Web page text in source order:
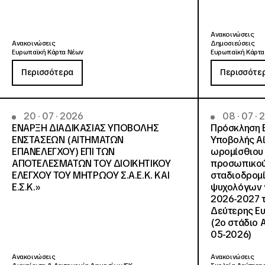
Ανακοινώσεις
Ευρωπαϊκή Κάρτα Νέων
Περισσότερα
Ανακοινώσεις
Δημοσιεύσεις
Ευρωπαϊκή Κάρτα
20 · 07 · 2026
ΕΝΑΡΞΗ ΔΙΑΔΙΚΑΣΙΑΣ ΥΠΟΒΟΛΗΣ
ΕΝΣΤΑΣΕΩΝ (ΑΙΤΗΜΑΤΩΝ
ΕΠΑΝΕΛΕΓΧΟΥ) ΕΠΙ ΤΩΝ
ΑΠΟΤΕΛΕΣΜΑΤΩΝ ΤΟΥ ΔΙΟΙΚΗΤΙΚΟΥ
ΕΛΕΓΧΟΥ ΤΟΥ ΜΗΤΡΩΟΥ Σ.Α.Ε.Κ. ΚΑΙ
Ε.Σ.Κ.»
Ανακοινώσεις
08 · 07 ·
Πρόσκληση
Υποβολής
ωρομίσθιου
ψυχολόγων
2026-2027
Δεύτερης
(2ο
05-2026)
Ανακοινώσεις